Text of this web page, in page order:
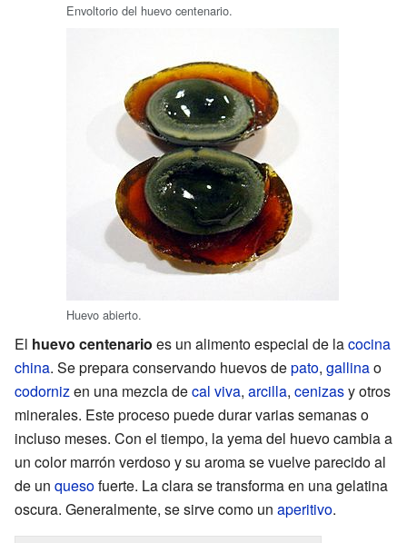
Envoltorio del huevo centenario.
Huevo abierto.
El huevo centenario es un alimento especial de lacocina
china. Se prepara conservando huevos depato, gallinao
codorniz en una mezcla decal viva, arcilla, cenizasy otros
minerales. Este proceso puede durar varias semanas o
incluso meses. Con el tiempo, la yema del huevo cambia a
un color marrón verdoso y su aroma se vuelve parecido al
de un quesofuerte. La clara se transforma en una gelatina
oscura. Generalmente, se sirve como un aperitivo.